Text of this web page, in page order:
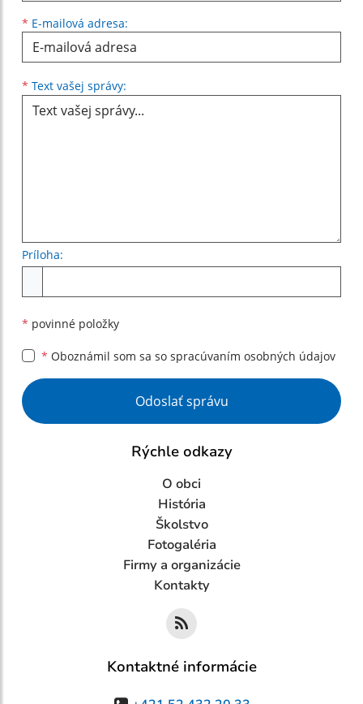
* E-mailová adresa:
* Text vašej správy:
Príloha:
* povinné položky
* Oboznámil som sa so spracúvaním osobných údajov
Google reCaptcha Response
Odoslať správu
Rýchle odkazy
O obci
História
Školstvo
Fotogaléria
Firmy a organizácie
Kontakty
Kontaktné informácie